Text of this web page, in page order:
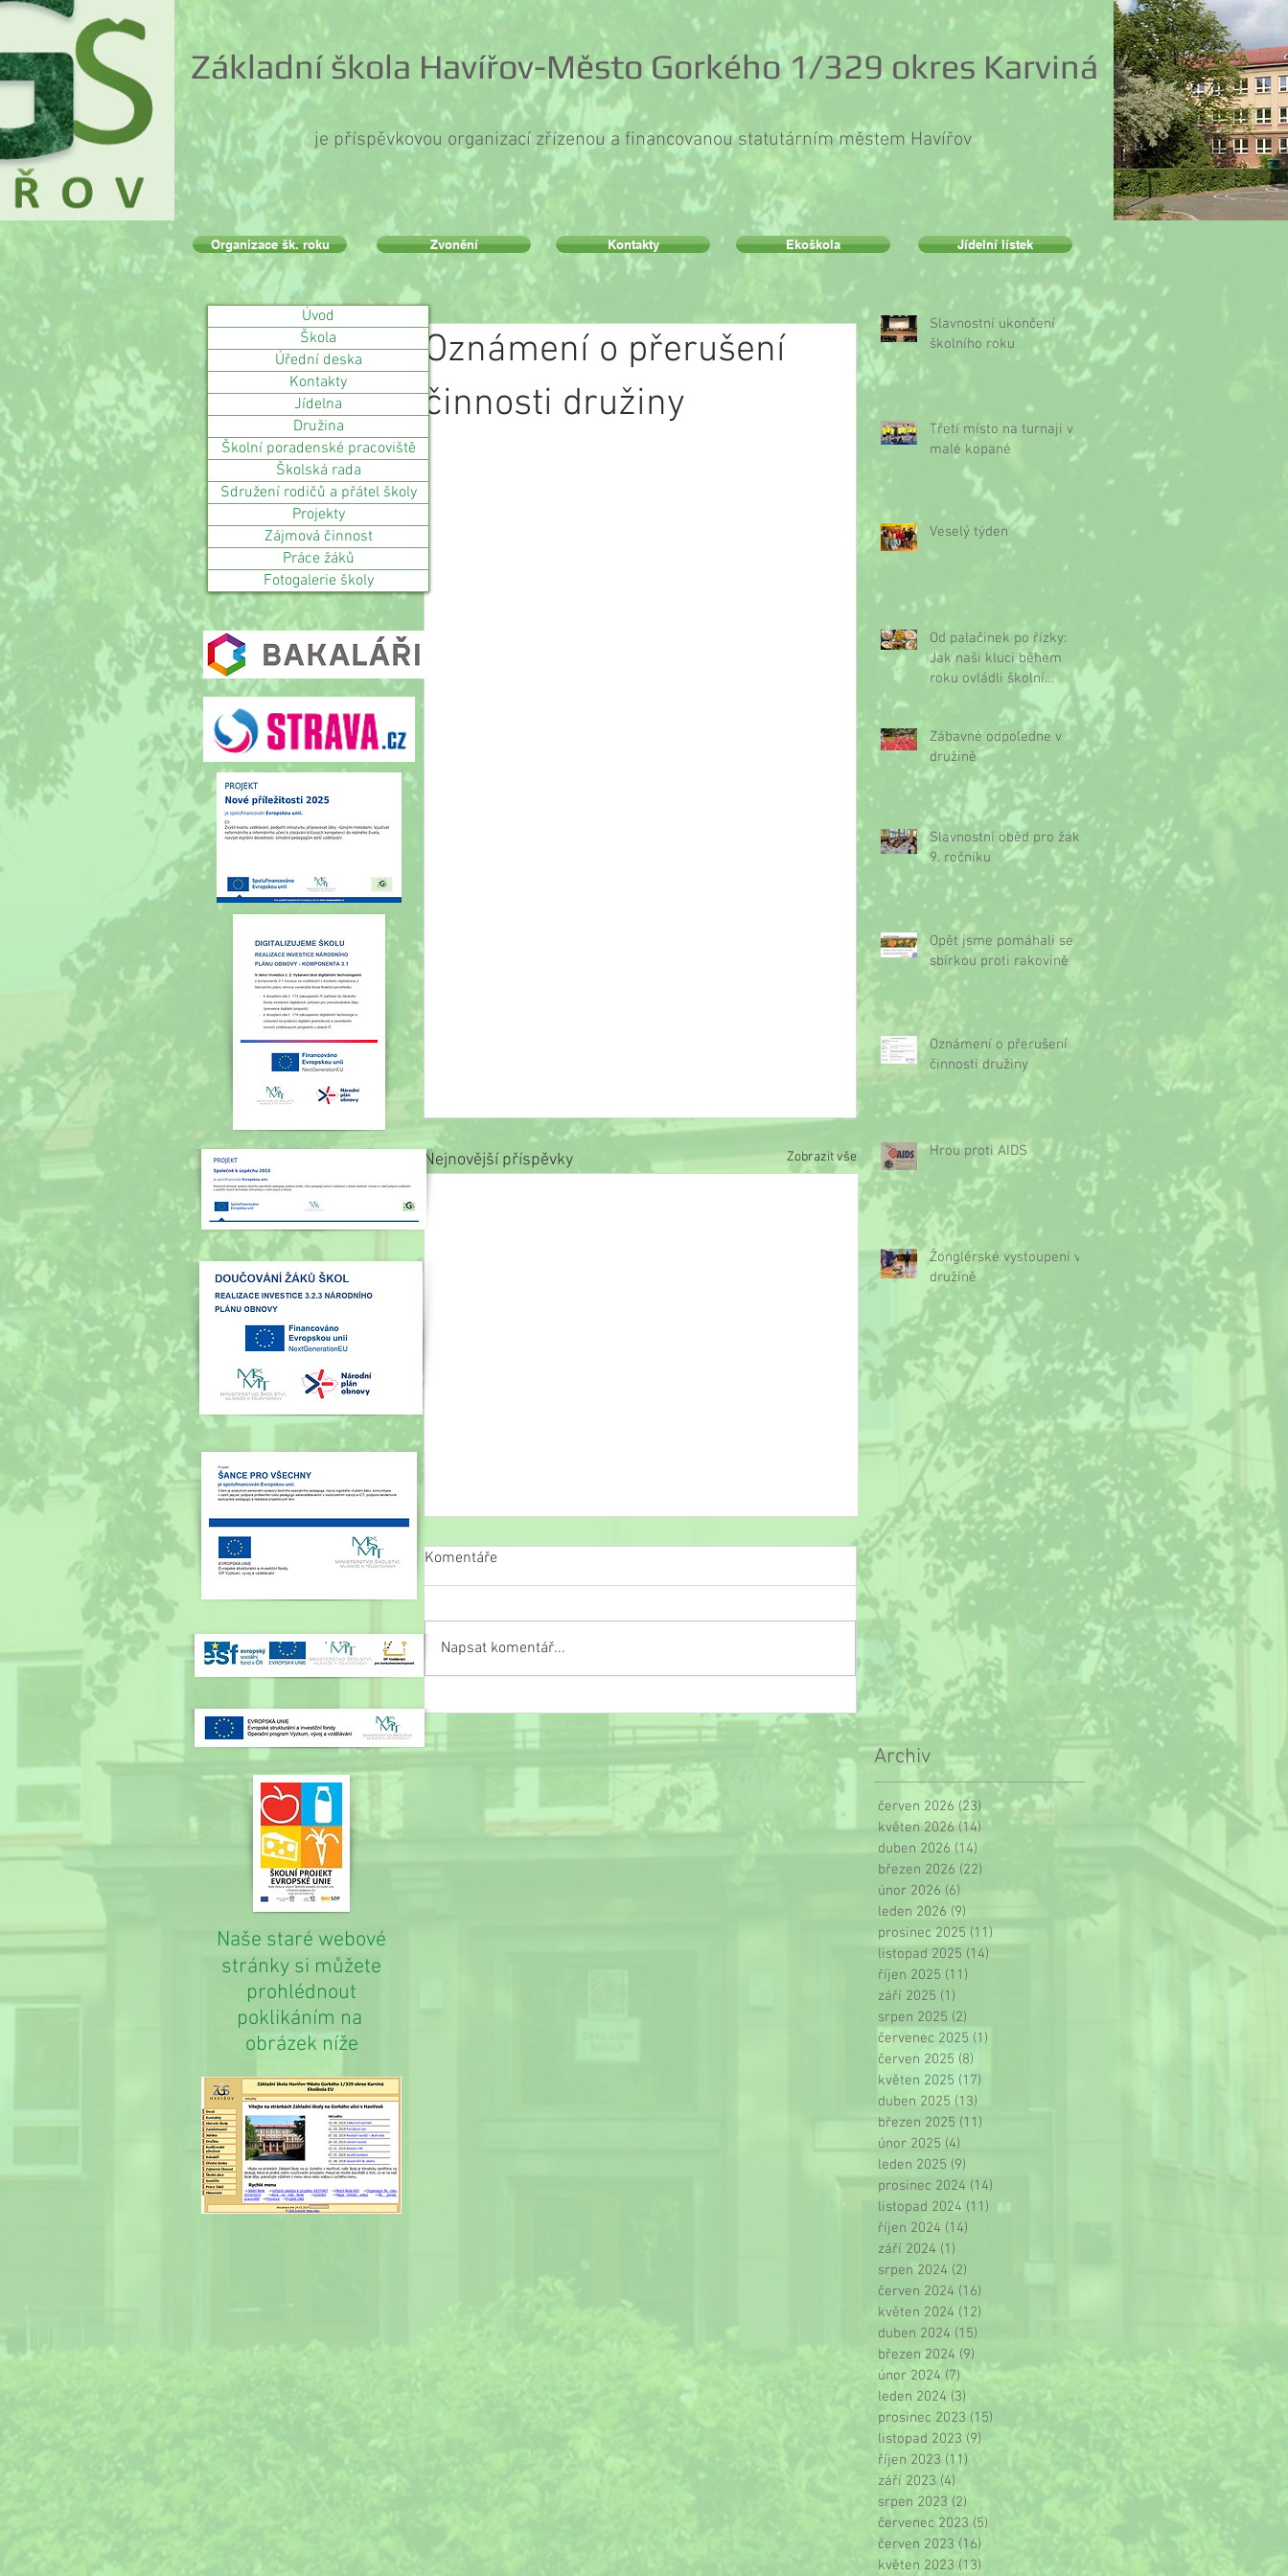
Základní škola Havířov-Město Gorkého 1/329 okres Karviná
je příspěvkovou organizací zřízenou a financovanou statutárním městem Havířov
Oznámení o přerušení
činnosti družiny
Nejnovější příspěvky Zobrazit vše
Slavnostní ukončení školního roku
Komentáře
Napsat komentář...
Slavnostní ukončení
školního roku
Třetí místo na turnaji v
malé kopané
Veselý týden
Od palačinek po řízky:
Jak naši kluci během
roku ovládli školní
Zábavné odpoledne v
družině
Slavnostní oběd pro žáky
9. ročníku
Opět jsme pomáhali se
sbírkou proti rakovině
Oznámení o přerušení
činnosti družiny
Hrou proti AIDS
Žonglérské vystoupení v
družině
Archiv
červen 2026 (23)23 příspěvků
květen 2026 (14) 14 příspěvků
duben 2026 (14)
březen 2026 (22)
únor 2026 (6)
leden 2026 (9)
prosinec 2025 (11)
listopad 2025 (14)
říjen 2025 (11)
září 2025 (1)
srpen 2025 (2)
červenec 2025 (1)
červen 2025 (8)
květen 2025 (17)
duben 2025 (13)
březen 2025 (11)
únor 2025 (4)
leden 2025 (9)
prosinec 2024 (14)
listopad 2024 (11)
říjen 2024 (14)
září 2024 (1)
srpen 2024 (2)
červen 2024 (16)
květen 2024 (12)
duben 2024 (15)
březen 2024 (9)
únor 2024 (7) 7 příspěvků
leden 2024 (3)
prosinec 2023 (15)
listopad 2023 (9)
říjen 2023 (11)
září 2023 (4)
srpen 2023 (2)
červenec 2023 (5)
červen 2023 (16)
květen 2023 (13)
Organizace šk. roku Zvonění Kontakty Ekoškola Jídelní lístek
Naše staré webové
stránky si můžete
prohlédnout
poklikáním na
obrázek níže
Úvod
Škola
Úřední deska
Kontakty
Jídelna
Družina
Školní poradenské pracoviště
Školská rada
Sdružení rodičů a přátel školy
Projekty
Zájmová činnost
Práce žáků
Fotogalerie školy